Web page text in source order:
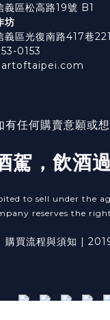
義區松高路19號 B1
坊
義區光復南路417巷
0153
任何購賣意願或
駕，飲酒
to sell under the
reserves the
購買流程與須知 |